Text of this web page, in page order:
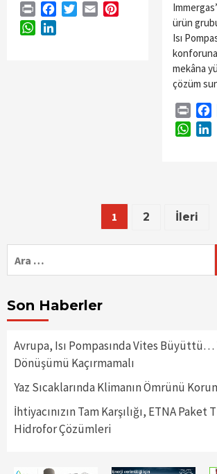
Print FacebookTwitterEmail
WhatsApp
ürün
Isı
mekâna
çözüm
Print
Yazı
gezinmesi
1 2 İleri
Son Haberler
Avrupa, Isı Pompasında Vites
Dönüşümü Kaçırmamalı
Yaz Sıcaklarında Klimanın Ömrünü
İhtiyacınızın Tam Karşılığı, ETNA Paket
Hidrofor Çözümleri